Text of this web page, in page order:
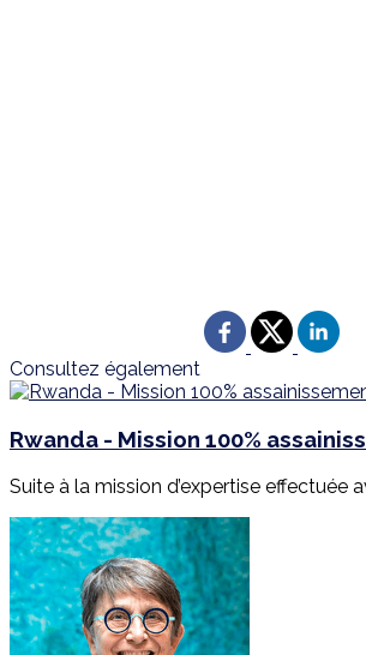
Consultez également
Rwanda - Mission 100%
Suite à la mission d’expertise effectuée